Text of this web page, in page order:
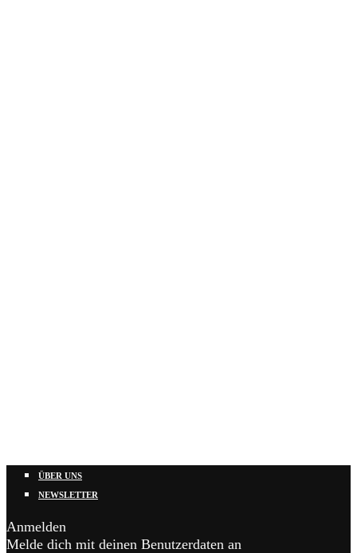
ÜBER UNS
NEWSLETTER
Anmelden
Melde dich mit deinen Benutzerdaten an